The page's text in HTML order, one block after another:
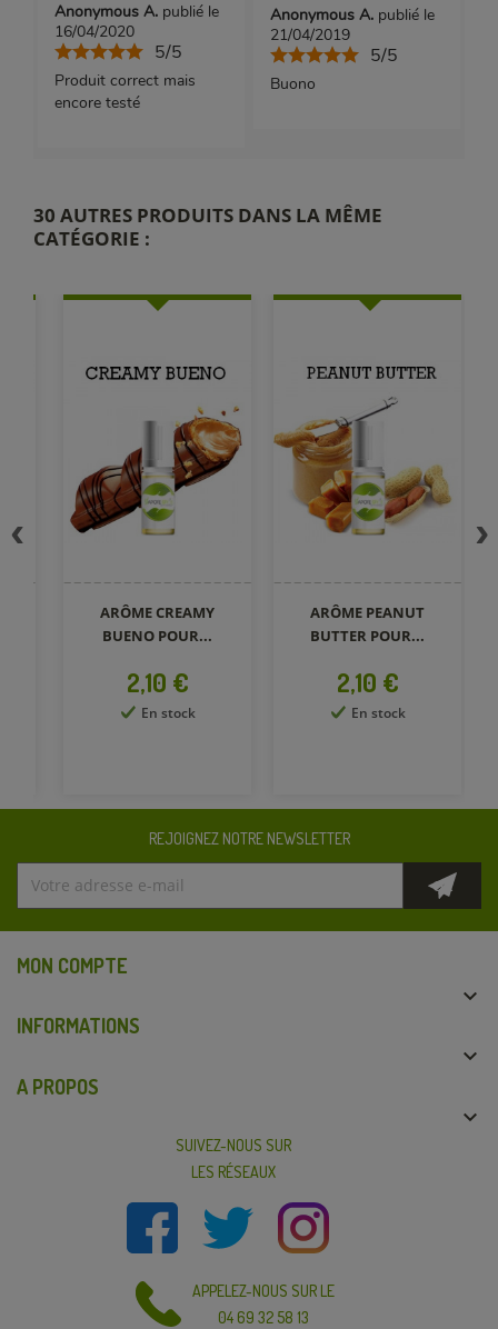
Anonymous A. publié le
16/04/2020
5/5
Produit correct mais
encore testé
Anonymous A. publié le
21/04/2019
5/5
Buono
30 AUTRES PRODUITS DANS LA MÊME
CATÉGORIE :
ARÔME CREAMY
BUENO POUR...
Prix
2,10 €
En stock
ARÔME PEANUT
BUTTER POUR...
Prix
2,10 €
En stock
REJOIGNEZ NOTRE NEWSLETTER
MON COMPTE

INFORMATIONS

A PROPOS

SUIVEZ-NOUS SUR
LES RÉSEAUX
APPELEZ-NOUS SUR LE
04 69 32 58 13